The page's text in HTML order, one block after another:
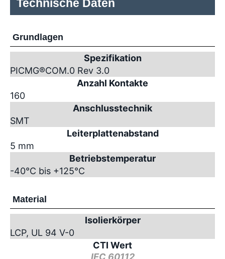
Technische Daten
Grundlagen
Spezifikation
PICMG®COM.0 Rev 3.0
Anzahl Kontakte
160
Anschlusstechnik
SMT
Leiterplattenabstand
5 mm
Betriebstemperatur
-40°C bis +125°C
Material
Isolierkörper
LCP, UL 94 V-0
CTI Wert
IEC 60112